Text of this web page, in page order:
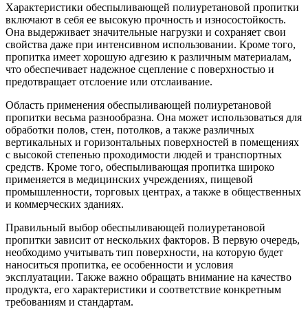
Характеристики обеспыливающей полиуретановой пропитки
включают в себя ее высокую прочность и износостойкость.
Она выдерживает значительные нагрузки и сохраняет свои
свойства даже при интенсивном использовании. Кроме того,
пропитка имеет хорошую адгезию к различным материалам,
что обеспечивает надежное сцепление с поверхностью и
предотвращает отслоение или отслаивание.
Область применения обеспыливающей полиуретановой
пропитки весьма разнообразна. Она может использоваться для
обработки полов, стен, потолков, а также различных
вертикальных и горизонтальных поверхностей в помещениях
с высокой степенью проходимости людей и транспортных
средств. Кроме того, обеспыливающая пропитка широко
применяется в медицинских учреждениях, пищевой
промышленности, торговых центрах, а также в общественных
и коммерческих зданиях.
Правильный выбор обеспыливающей полиуретановой
пропитки зависит от нескольких факторов. В первую очередь,
необходимо учитывать тип поверхности, на которую будет
наноситься пропитка, ее особенности и условия
эксплуатации. Также важно обращать внимание на качество
продукта, его характеристики и соответствие конкретным
требованиям и стандартам.